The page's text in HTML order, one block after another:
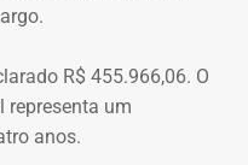
R$ 455.966,06. O
representa um
anos.